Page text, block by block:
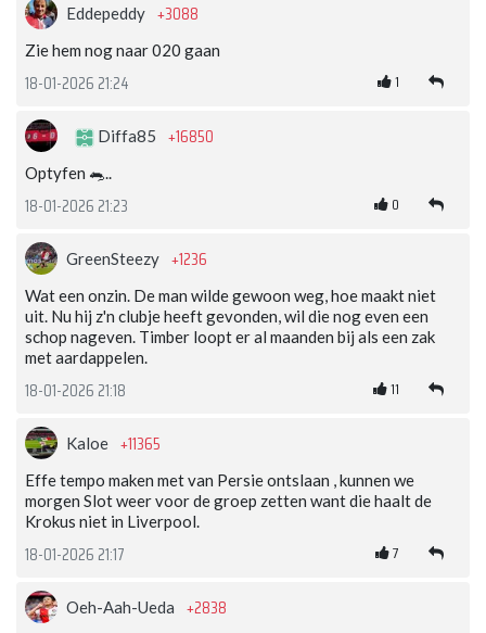
Eddepeddy +3088
Zie hem nog naar 020 gaan
18-01-2026 21:24 1
Diffa85 +16850
Optyfen 🐀..
18-01-2026 21:23 0
GreenSteezy +1236
Wat een onzin. De man wilde gewoon weg, hoe maakt niet
uit. Nu hij z'n clubje heeft gevonden, wil die nog even een
schop nageven. Timber loopt er al maanden bij als een zak
met aardappelen.
18-01-2026 21:18 11
Kaloe +11365
Effe tempo maken met van Persie ontslaan , kunnen we
morgen Slot weer voor de groep zetten want die haalt de
Krokus niet in Liverpool.
18-01-2026 21:17 7
Oeh-Aah-Ueda +2838